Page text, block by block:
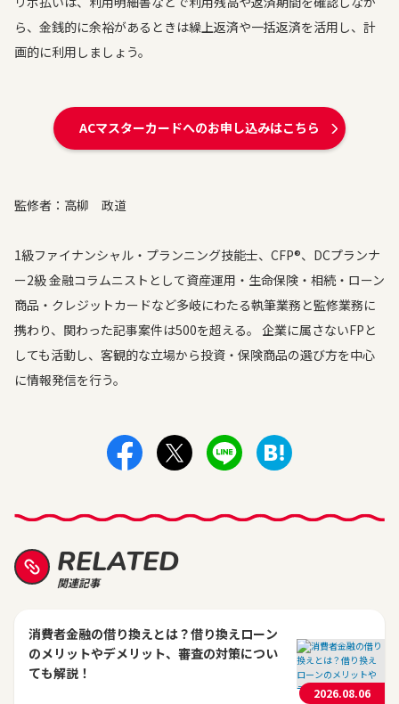
ら、金銭的に余裕があるときは繰上返済や一括返済を活用し、計
画的に利用しましょう。
ACマスターカードへのお申し込みはこちら
監修者：高柳 政道
1級ファイナンシャル・プランニング技能士、CFP®、DCプランナ
ー2級 金融コラムニストとして資産運用・生命保険・相続・ローン
商品・クレジットカードなど多岐にわたる執筆業務と監修業務に
携わり、関わった記事案件は500を超える。 企業に属さないFPと
しても活動し、客観的な立場から投資・保険商品の選び方を中心
に情報発信を行う。
RELATED
関連記事
消費者金融の借り換えとは？借り換えローン
のメリットやデメリット、審査の対策につい
ても解説！
2026.08.06